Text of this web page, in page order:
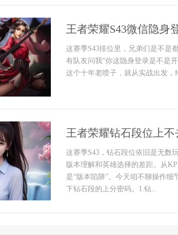
王者荣耀S43微信隐身
这赛季S43排位里，兄弟们是不是
有队友问我“你这隐身登录是不是
这个十年老喷子，就从实战出发，
王者荣耀钻石段位上
这赛季S43，钻石段位依旧是无数
版本理解和英雄选择的差距。从
是“版本陷阱”。今天咱不聊操作
下钻石段的上分密码。1.钻...